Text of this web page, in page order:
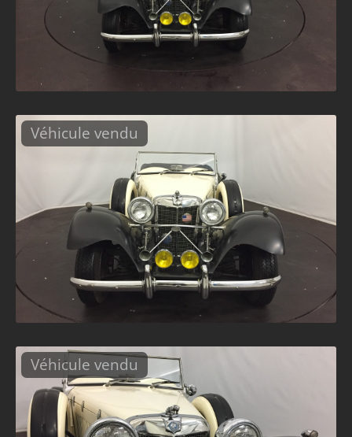
Véhicule vendu
Véhicule vendu